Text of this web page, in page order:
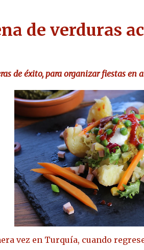
de verduras
de éxito, para organizar fiestas en
vez en Turquía, cuando